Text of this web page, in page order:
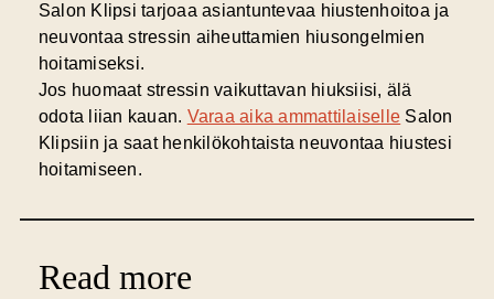
Salon Klipsi tarjoaa asiantuntevaa hiustenhoitoa ja
neuvontaa stressin aiheuttamien hiusongelmien
hoitamiseksi.
Jos huomaat stressin vaikuttavan hiuksiisi, älä
odota liian kauan. Varaa aika ammattilaiselle Salon
Klipsiin ja saat henkilökohtaista neuvontaa hiustesi
hoitamiseen.
Read more